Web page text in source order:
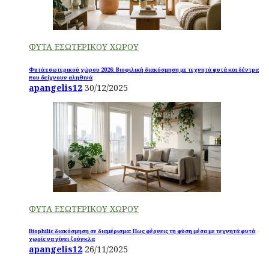
ΦΥΤΑ ΕΣΩΤΕΡΙΚΟΥ ΧΩΡΟΥ
Φυτά εσωτερικού χώρου 2026: Βιοφιλική διακόσμηση με τεχνητά φυτά και δέντρα
που δείχνουν αληθινά
apangelis12 30/12/2025
ΦΥΤΑ ΕΣΩΤΕΡΙΚΟΥ ΧΩΡΟΥ
Biophilic διακόσμηση σε διαμέρισμα: Πως φέρνεις τη φύση μέσα με τεχνητά φυτά
χωρίς να γίνει ζούγκλα
apangelis12 26/11/2025